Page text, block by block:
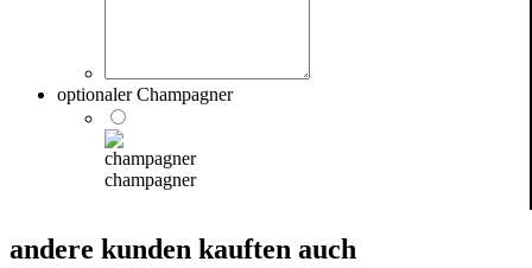
optionaler Champagner
champagner
andere kunden kauften auch